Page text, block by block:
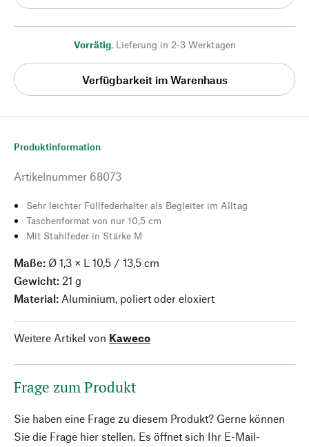
Vorrätig, Lieferung in 2-3 Werktagen
Verfügbarkeit im Warenhaus
Produktinformation
Artikelnummer 68073
Sehr leichter Füllfederhalter als Begleiter im Alltag
Taschenformat von nur 10,5 cm
Mit Stahlfeder in Stärke M
Maße: Ø 1,3 × L 10,5 / 13,5 cm
Gewicht: 21 g
Material: Aluminium, poliert oder eloxiert
Weitere Artikel von Kaweco
Frage zum Produkt
Sie haben eine Frage zu diesem Produkt? Gerne können
Sie die Frage hier stellen. Es öffnet sich Ihr E-Mail-